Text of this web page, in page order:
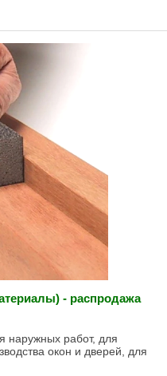
- распродажа
наружных работ, для
окон и дверей, для